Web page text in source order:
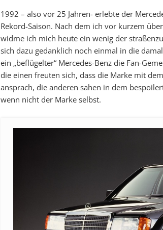
1992 – also vor 25 Jahren- erlebte der
Rekord-Saison. Nach dem ich vor kurzem
widme ich mich heute ein wenig der
sich dazu gedanklich noch einmal in die
ein „beflügelter“ Mercedes-Benz die Fan-
die einen freuten sich, dass die Marke mit
ansprach, die anderen sahen in dem
wenn nicht der Marke selbst.